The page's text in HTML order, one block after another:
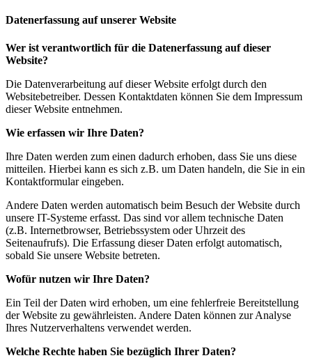
Datenerfassung auf unserer Website
Wer ist verantwortlich für die Datenerfassung auf dieser
Website?
Die Datenverarbeitung auf dieser Website erfolgt durch den
Websitebetreiber. Dessen Kontaktdaten können Sie dem Impressum
dieser Website entnehmen.
Wie erfassen wir Ihre Daten?
Ihre Daten werden zum einen dadurch erhoben, dass Sie uns diese
mitteilen. Hierbei kann es sich z.B. um Daten handeln, die Sie in ein
Kontaktformular eingeben.
Andere Daten werden automatisch beim Besuch der Website durch
unsere IT-Systeme erfasst. Das sind vor allem technische Daten
(z.B. Internetbrowser, Betriebssystem oder Uhrzeit des
Seitenaufrufs). Die Erfassung dieser Daten erfolgt automatisch,
sobald Sie unsere Website betreten.
Wofür nutzen wir Ihre Daten?
Ein Teil der Daten wird erhoben, um eine fehlerfreie Bereitstellung
der Website zu gewährleisten. Andere Daten können zur Analyse
Ihres Nutzerverhaltens verwendet werden.
Welche Rechte haben Sie bezüglich Ihrer Daten?